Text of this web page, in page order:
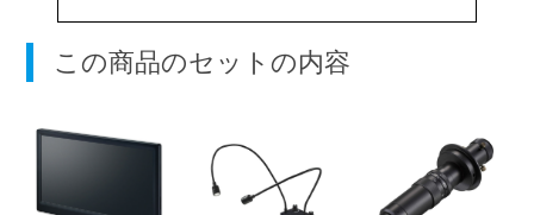
この商品のセットの内容